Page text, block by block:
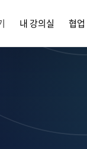
내 강의실 협